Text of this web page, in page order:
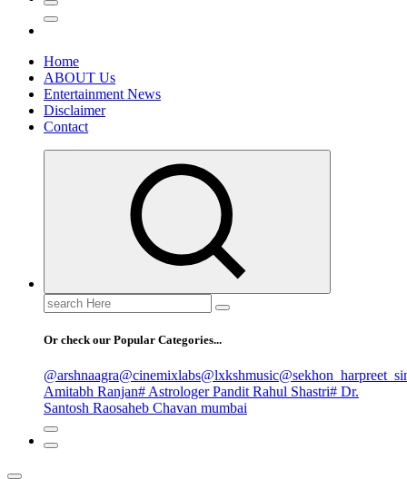
Home
ABOUT Us
Entertainment News
Disclaimer
Contact
Search
for:
Or check our Popular Categories...
@arshnaagra@cinemixlabs@lxkshmusic
Amitabh Ranjan# Astrologer Pandit Rahul Shastri# Dr.
Santosh Raosaheb Chavan mumbai